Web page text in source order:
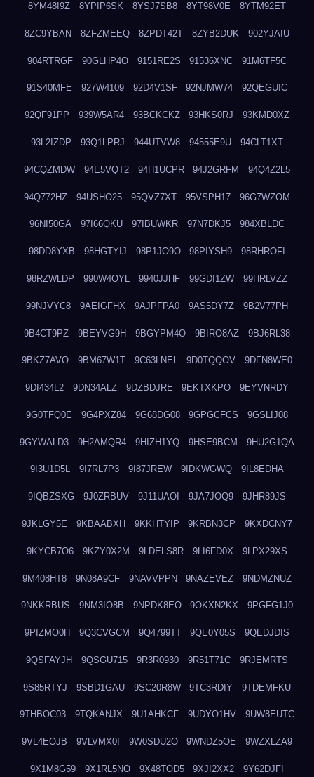
8YM48I9Z 8YPIP6SK 8YSJ7SB8 8YT98V0E 8YTM92ET
8ZC9YBAN 8ZFZMEEQ 8ZPDT42T 8ZYB2DUK 902YJAIU
904RTRGF 90GLHP4O 9151RE2S 91536XNC 91M6TF5C
91S40MFE 927W4109 92D4V1SF 92NJMW74 92QEGUIC
92QF91PP 939W5AR4 93BCKCKZ 93HKS0RJ 93KMD0XZ
93L2IZDP 93Q1LPRJ 944UTVW8 94555E9U 94CLT1XT
94CQZMDW 94E5VQT2 94H1UCPR 94J2GRFM 94Q4Z2L5
94Q772HZ 94USHO25 95QVZ7XT 95VSPH17 96G7WZOM
96NI50GA 97I66QKU 97IBUWKR 97N7DKJ5 984XBLDC
98DD8YXB 98HGTYIJ 98P1JO9O 98PIYSH9 98RHROFI
98RZWLDP 990W4OYL 9940JJHF 99GDI1ZW 99HRLVZZ
99NJVYC8 9AEIGFHX 9AJPFPA0 9AS5DY7Z 9B2V77PH
9B4CT9PZ 9BEYVG9H 9BGYPM4O 9BIRO8AZ 9BJ6RL38
9BKZ7AVO 9BM67W1T 9C63LNEL 9D0TQQOV 9DFN8WE0
9DI434L2 9DN34ALZ 9DZBDJRE 9EKTXKPO 9EYVNRDY
9G0TFQ0E 9G4PXZ84 9G68DG08 9GPGCFCS 9GSLIJ08
9GYWALD3 9H2AMQR4 9HIZH1YQ 9HSE9BCM 9HU2G1QA
9I3U1D5L 9I7RL7P3 9I87JREW 9IDKWGWQ 9IL8EDHA
9IQBZSXG 9J0ZRBUV 9J11UAOI 9JA7JOQ9 9JHR89JS
9JKLGY5E 9KBAABXH 9KKHTYIP 9KRBN3CP 9KXDCNY7
9KYCB7O6 9KZY0X2M 9LDELS8R 9LI6FD0X 9LPX29XS
9M408HT8 9N08A9CF 9NAVVPPN 9NAZEVEZ 9NDMZNUZ
9NKKRBUS 9NM3IO8B 9NPDK8EO 9OKXN2KX 9PGFG1J0
9PIZMO0H 9Q3CVGCM 9Q4799TT 9QE0Y05S 9QEDJDIS
9QSFAYJH 9QSGU715 9R3R0930 9R51T71C 9RJEMRTS
9S85RTYJ 9SBD1GAU 9SC20R8W 9TC3RDIY 9TDEMFKU
9THBOC03 9TQKANJX 9U1AHKCF 9UDYO1HV 9UW8EUTC
9VL4EOJB 9VLVMX0I 9W0SDU2O 9WNDZ5OE 9WZXLZA9
9X1M8G59 9X1RL5NO 9X48TOD5 9XJI2XX2 9Y62DJFI